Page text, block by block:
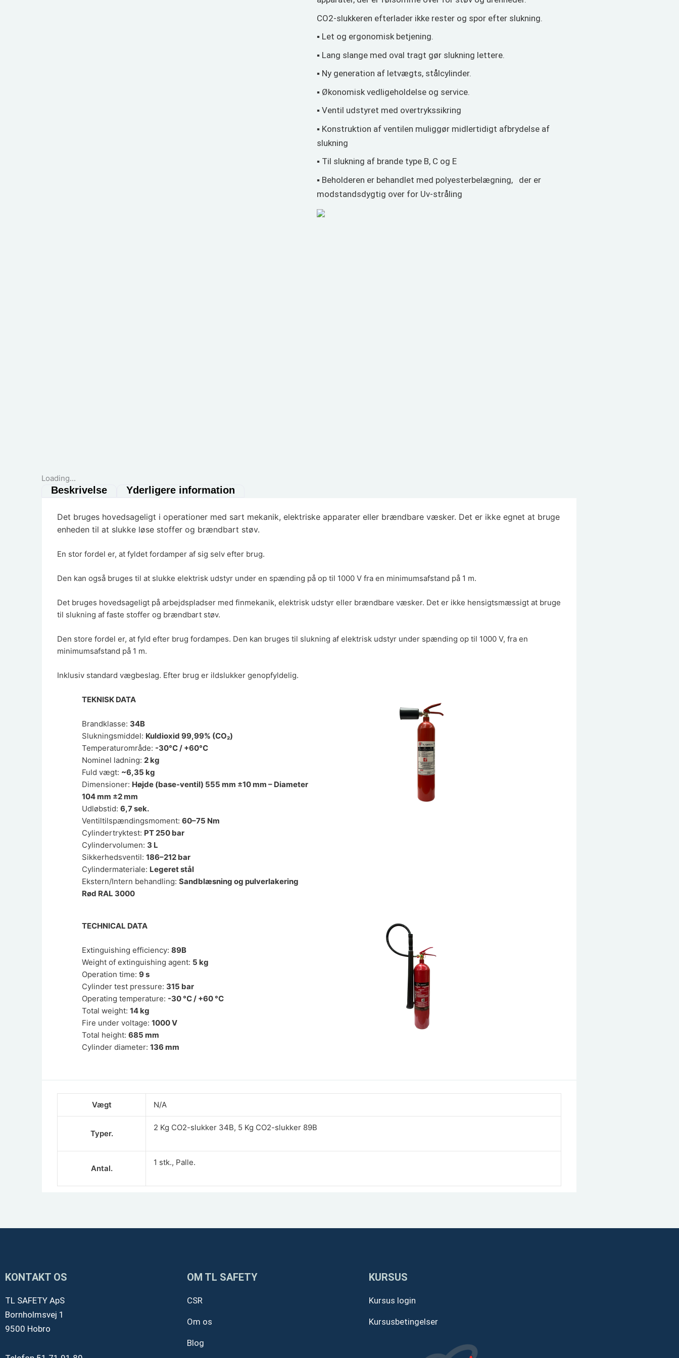
CO2-slukkeren efterlader ikke rester og spor efter slukning.
▪ Let og ergonomisk betjening.
▪ Lang slange med oval tragt gør slukning lettere.
▪ Ny generation af letvægts, stålcylinder.
▪ Økonomisk vedligeholdelse og service.
▪ Ventil udstyret med overtrykssikring
▪ Konstruktion af ventilen muliggør midlertidigt afbrydelse af
slukning
▪ Til slukning af brande type B, C og E
▪ Beholderen er behandlet med polyesterbelægning, der er
modstandsdygtig over for Uv-stråling
Loading...
Beskrivelse Yderligere information
Det bruges hovedsageligt i operationer med sart mekanik, elektriske apparater eller brændbare væsker. Det er ikke egnet at bruge
enheden til at slukke løse stoffer og brændbart støv.
En stor fordel er, at fyldet fordamper af sig selv efter brug.
Den kan også bruges til at slukke elektrisk udstyr under en spænding på op til 1000 V fra en minimumsafstand på 1 m.
Det bruges hovedsageligt på arbejdspladser med finmekanik, elektrisk udstyr eller brændbare væsker. Det er ikke hensigtsmæssigt at bruge
til slukning af faste stoffer og brændbart støv.
Den store fordel er, at fyld efter brug fordampes. Den kan bruges til slukning af elektrisk udstyr under spænding op til 1000 V, fra en
minimumsafstand på 1 m.
Inklusiv standard vægbeslag. Efter brug er ildslukker genopfyldelig.
TEKNISK DATA
Brandklasse: 34B
Slukningsmiddel: Kuldioxid 99,99% (CO₂)
Temperaturområde: -30°C / +60°C
Nominel ladning: 2 kg
Fuld vægt: ~6,35 kg
Dimensioner: Højde (base-ventil) 555 mm ±10 mm – Diameter
104 mm ±2 mm
Udløbstid: 6,7 sek.
Ventiltilspændingsmoment: 60–75 Nm
Cylindertryktest: PT 250 bar
Cylindervolumen: 3 L
Sikkerhedsventil: 186–212 bar
Cylindermateriale: Legeret stål
Ekstern/Intern behandling: Sandblæsning og pulverlakering
Rød RAL 3000
TECHNICAL DATA
Extinguishing efficiency: 89B
Weight of extinguishing agent: 5 kg
Operation time: 9 s
Cylinder test pressure: 315 bar
Operating temperature: -30 °C / +60 °C
Total weight: 14 kg
Fire under voltage: 1000 V
Total height: 685 mm
Cylinder diameter: 136 mm
Vægt N/A
Typer.
2 Kg CO2-slukker 34B, 5 Kg CO2-slukker 89B
Antal.
1 stk., Palle.
KONTAKT OS
TL SAFETY ApS
Bornholmsvej 1
9500 Hobro
OM TL SAFETY
CSR
Om os
Blog
KURSUS
Kursus login
Kursusbetingelser